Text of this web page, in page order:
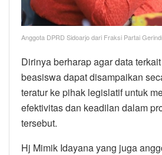
Anggota DPRD Sidoarjo dari Fraksi Partai
Dirinya berharap agar data
beasiswa dapat disampaikan
teratur ke pihak legislatif untuk
efektivitas dan keadilan dalam
tersebut.
Hj Mimik Idayana yang juga